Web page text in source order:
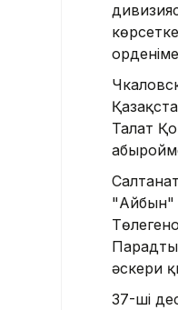
Талғат
"Айбын"
әскери
37-ші